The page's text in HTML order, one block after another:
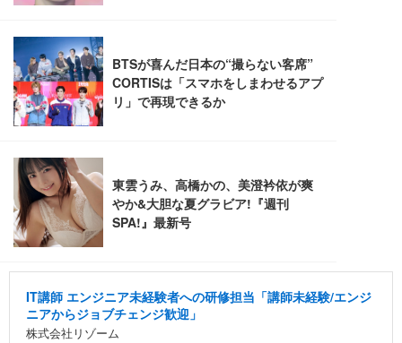
ッシュ 通気性 ランバーサポート付き 腰サポート ガ
ス圧無段階昇降 360度回転 キャスター付き コンパク
ト 幅52×奥行58.5×高さ84～96cm テレワーク 在宅
勤務 ブラック
￥4,139
HOOTER Gaming Monitor 24” Essential ゲーミン
グモニター QD 24.5インチ 1ms FHD 量子ドット 残
像低減 (3年保証 | 輝点保証 | 日本メーカー)
￥34,980
ュラー 200枚入【Amazon.co.jp限定】
￥3,731
IT講師 エンジニア未経験者への研修担当「講師未経験/エンジ
ニアからジョブチェンジ歓迎」
株式会社リゾーム